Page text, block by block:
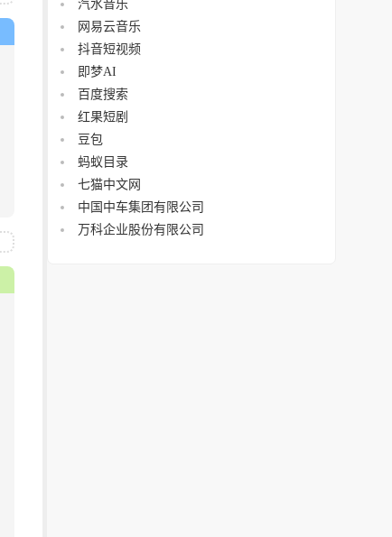
汽水音乐
网易云音乐
抖音短视频
即梦AI
百度搜索
红果短剧
豆包
蚂蚁目录
七猫中文网
中国中车集团有限公司
万科企业股份有限公司